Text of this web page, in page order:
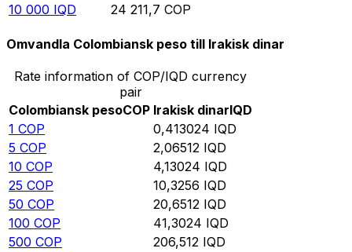
10 000 IQD 24 211,7 COP
Omvandla Colombiansk peso till Irakisk dinar
Rate information of COP/IQD currency
pair
Colombiansk pesoCOP Irakisk dinarIQD
1 COP 0,413024 IQD
5 COP 2,06512 IQD
10 COP 4,13024 IQD
25 COP 10,3256 IQD
50 COP 20,6512 IQD
100 COP 41,3024 IQD
500 COP 206,512 IQD